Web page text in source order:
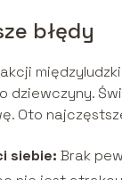
błędy
dziewczyny.
Oto
siebie: Brak